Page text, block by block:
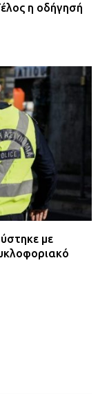
η οδήγησή
με